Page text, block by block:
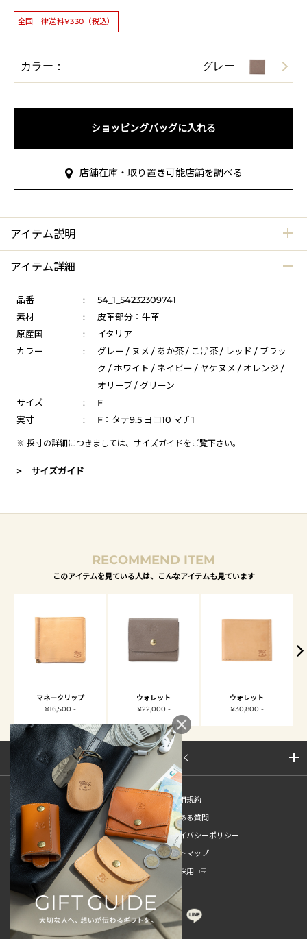
全国一律送料¥330（税込）
カラー： グレー
ショッピングバッグに入れる
店舗在庫・取り置き可能店舗を調べる
アイテム説明
アイテム詳細
品番 :
54_1_54232309741
素材
:
皮革部分：牛革
原産国
:
イタリア
カラー
:
グレー / ヌメ / あか茶 / こげ茶 / レッド / ブラッ
ク / ホワイト / ネイビー / ヤケヌメ / オレンジ /
オリーブ / グリーン
サイズ
:
F
実寸
: F：タテ9.5 ヨコ10 マチ1
※ 採寸の詳細につきましては、 サイズガイドをご覧下さい。
> サイズガイド
RECOMMEND ITEM
このアイテムを見ている人は、こんなアイテムも見ています
マネークリップ
¥16,500 -
ウォレット
¥22,000 -
ウォレット
¥30,800 -
サイトマップを開く
新規会員登録
ご利用規約
ご利用ガイド
よくある質問
特定商取引法
プライバシーポリシー
お問い合わせ
サイトマップ
販売スタッフ中途採用
新卒採用